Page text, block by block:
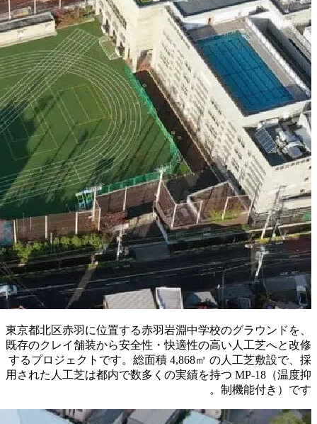
東京都北
既存のク
するプロ
用された